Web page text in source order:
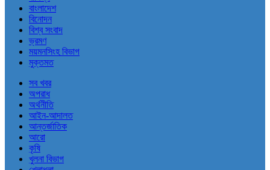
বাংলাদেশ
বিনোদন
বিশ্ব সংবাদ
ভ্রমণ
ময়মনসিংহ বিভাগ
মুক্তমত
সব খবর
অপরাধ
অর্থনীতি
আইন-আদালত
আন্তর্জাতিক
আরো
কৃষি
খুলনা বিভাগ